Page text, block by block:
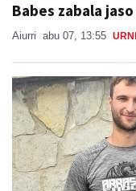
Babes zabala
Aiurri abu 07, 13:55